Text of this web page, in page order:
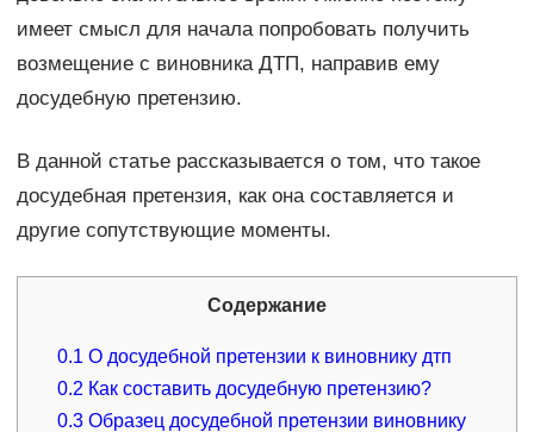
имеет смысл для начала попробовать получить
возмещение с виновника ДТП, направив ему
досудебную претензию.
В данной статье рассказывается о том, что такое
досудебная претензия, как она составляется и
другие сопутствующие моменты.
Содержание
0.1 О досудебной претензии к виновнику дтп
0.2 Как составить досудебную претензию?
0.3 Образец досудебной претензии виновнику